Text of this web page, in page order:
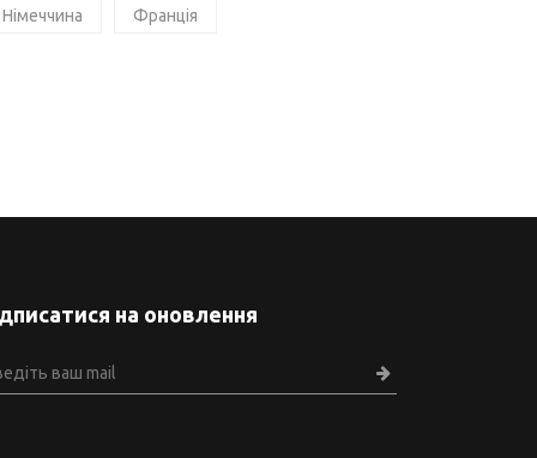
Німеччина Франція
на оновлення